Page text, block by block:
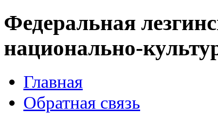
Федеральная
национально-
Главная
Обратная связь